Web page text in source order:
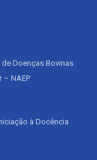
Doenças Bovinas
– NAEP
à Docência